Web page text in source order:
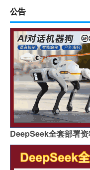
公告
DeepSeek全套部署